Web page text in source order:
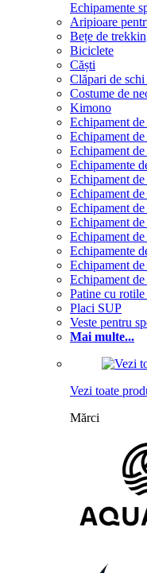
Echipamente
Aripioare
Bețe de
Biciclete
Căști
Clăpari de schi
Costume de
Kimono
Echipament de
Echipament
Echipament
Echipamente
Echipament
Echipament
Echipament de
Echipament
Echipament
Echipamente
Echipament
Echipament de
Patine cu
Placi SUP
Veste pentru
Mai multe...
Vezi toate
Mărci